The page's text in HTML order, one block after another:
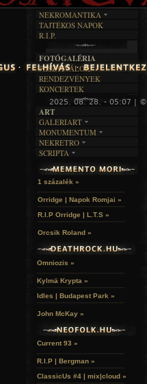
2025. 08. 28. - 05:07 |
ÍRÁSTÖRTÉNET
SZÖVEGES
RENDEZVÉNYEK
NEKROMANTIKA
AKTUÁLIS
A MÚLT
TAJTÉKOS NAPOK
R.I.P.
FOTÓGALÉRIA
FESZTIVÁLOK
RENDEZVÉNYEK
KONCERTEK
ART
GALERIART
ARTGALERI
KÉPREGÉNYEK
LAKÁSKULTS
MONUMENTUM
TEMETŐK
TEMPLOMOK
VÁRAK
HELYEK
NEKRETRO
SZUBKULT
FEKETE LYUK
RELIKVIÁK
SCRIPTA
NOVELLÁK
VERSEK
1 százalék »
Orridge | Napok Romjai »
R.I.P Orridge | L.T.S »
Orcsik Roland »
Omniozis »
Kylmä Krypta »
Idles | Budapest Park »
John McKay »
Current 93 »
R.I.P | Bergman »
ClassicUs #4 | mix|cloud »